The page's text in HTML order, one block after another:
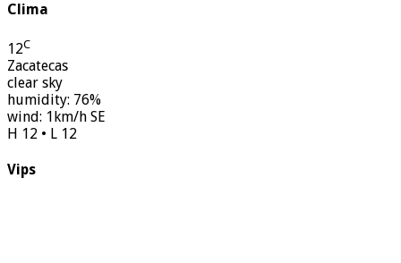
Clima
12C
Zacatecas
clear sky
humidity: 76%
wind: 1km/h SE
H 12 • L 12
Vips